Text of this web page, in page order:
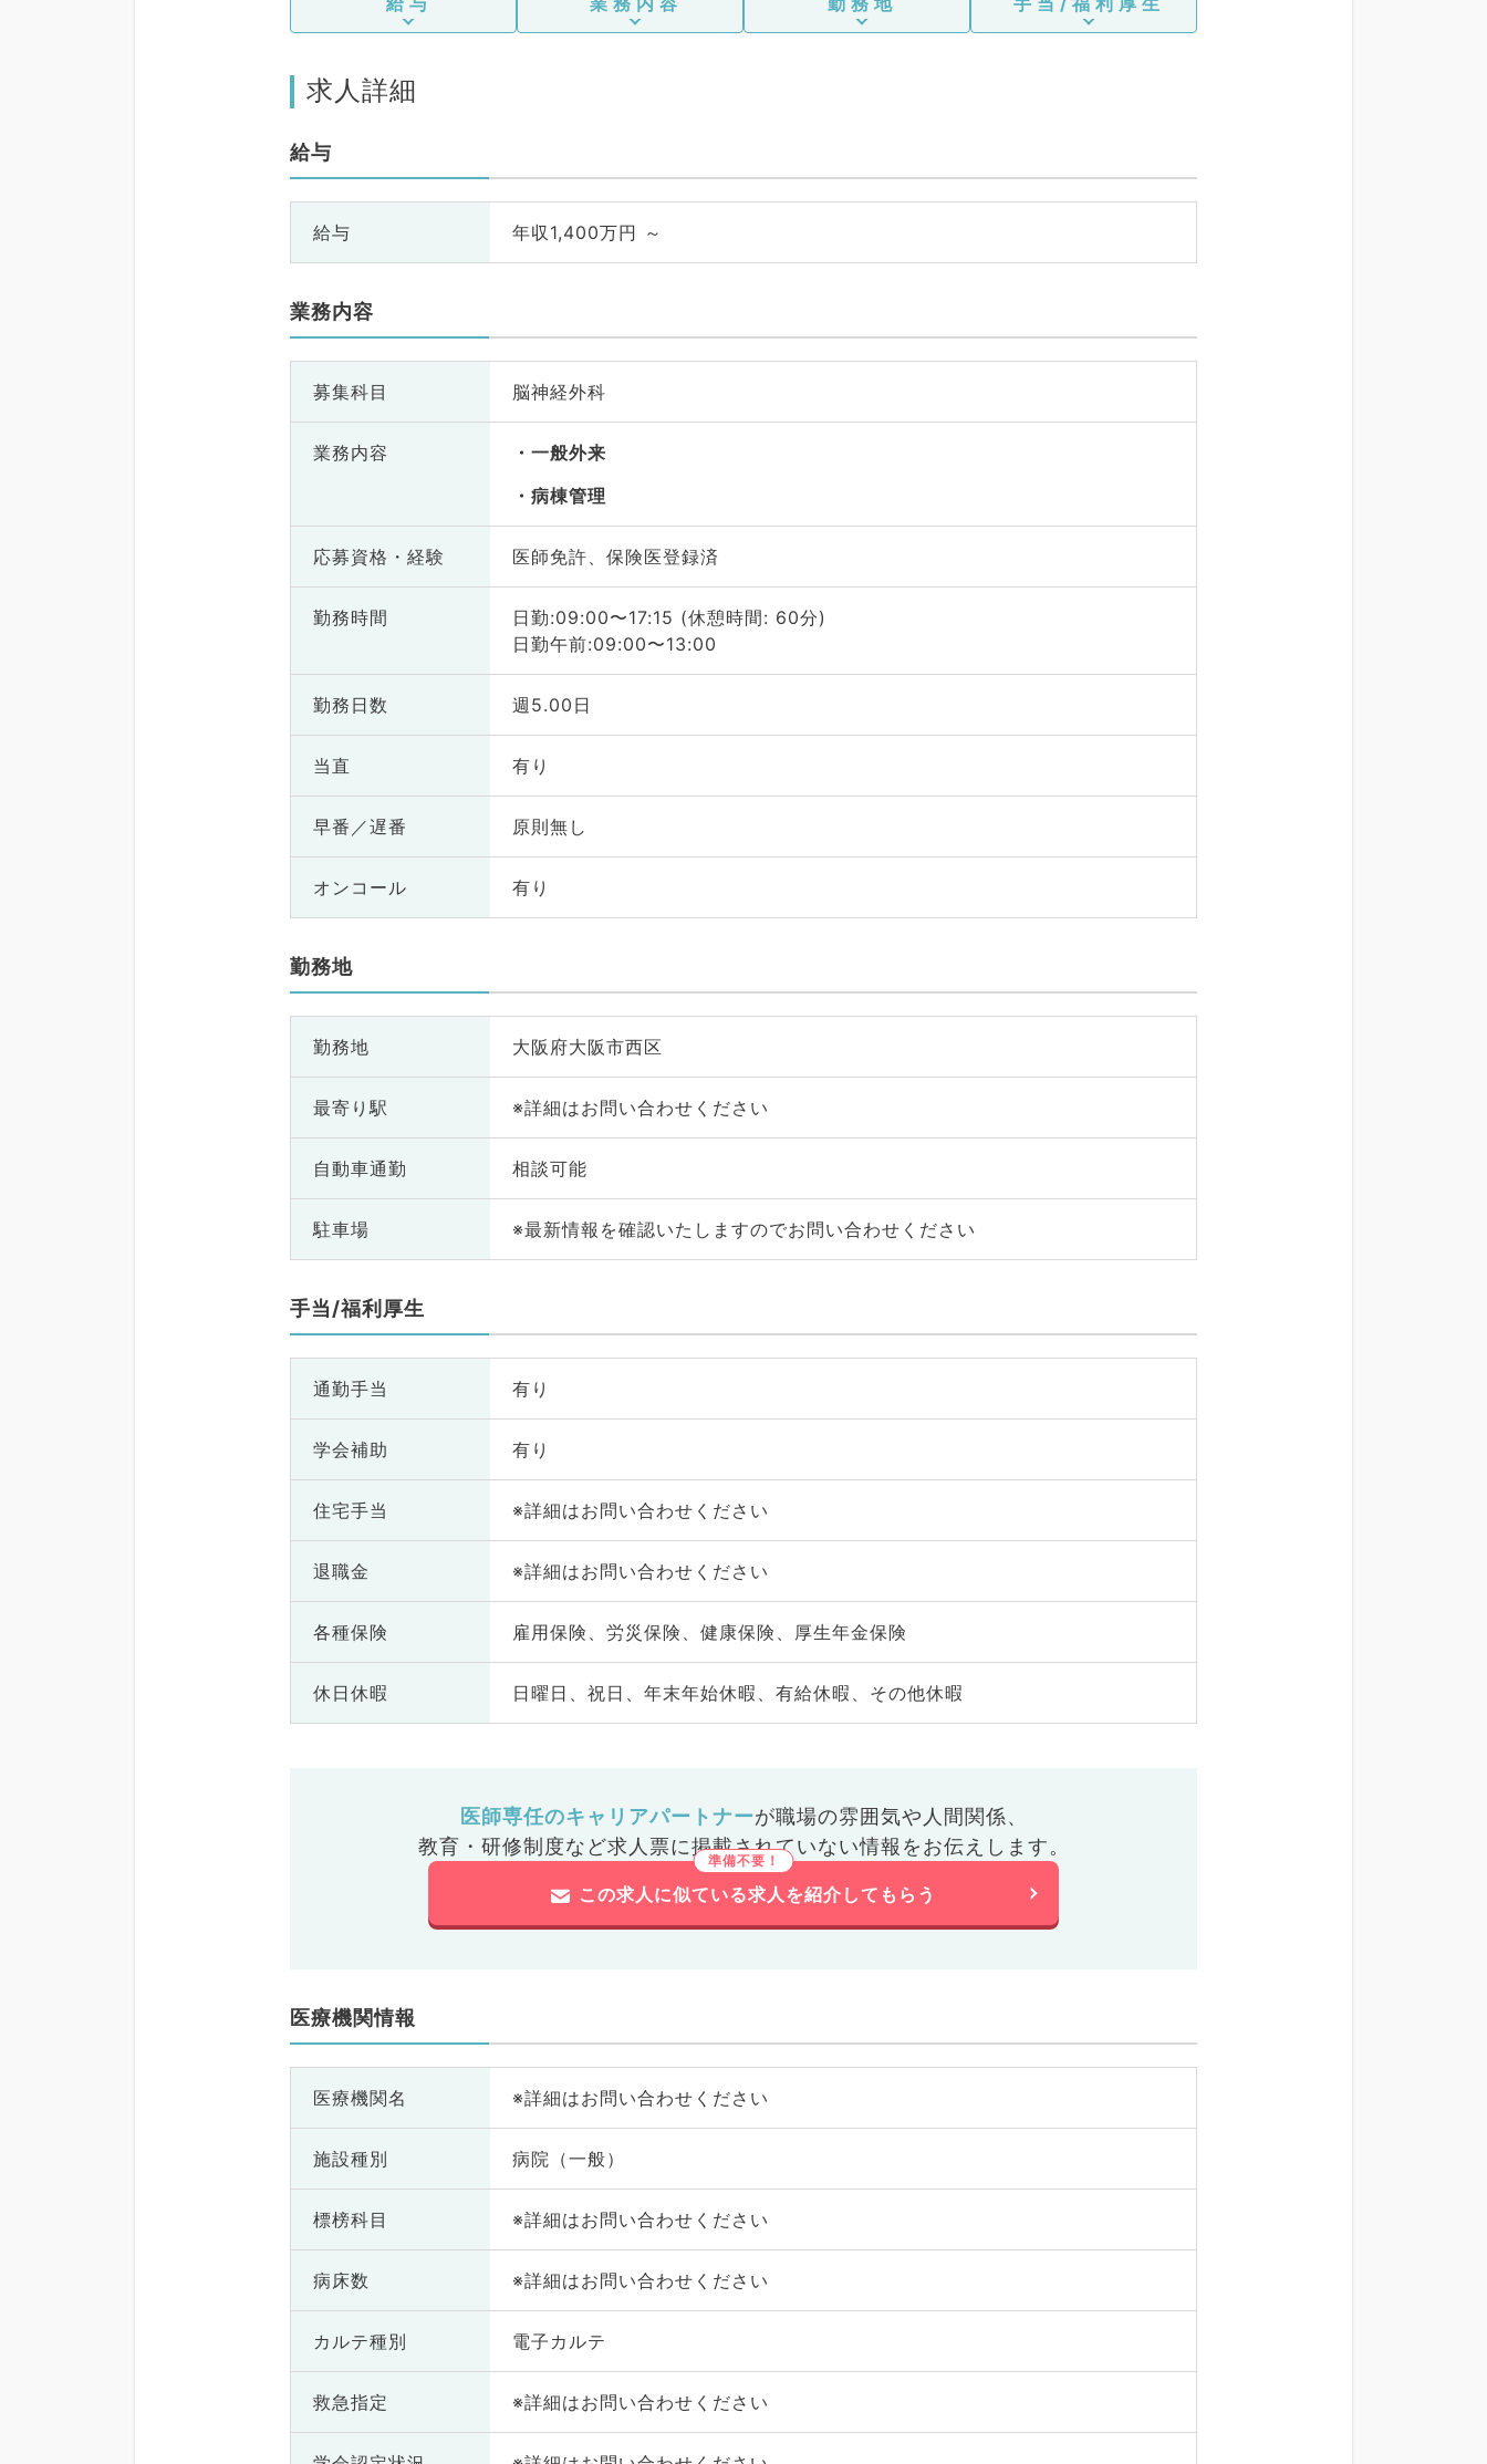
求人詳細
給与
給与 年収1,400万円 ～
業務内容
募集科目 脳神経外科
業務内容
一般外来
病棟管理
応募資格・ 経験 医師免許、保険医登録済
勤務時間
日勤:09:00〜17:15 (休憩時間: 60分)
日勤午前:09:00〜13:00
勤務日数 週5.00日
当直 有り
早番／遅番 原則無し
オンコール 有り
勤務地
勤務地 大阪府大阪市西区
最寄り駅 ※詳細はお問い合わせください
自動車通勤 相談可能
駐車場 ※最新情報を確認いたしますのでお問い合わせください
手当/福利厚生
通勤手当 有り
学会補助 有り
住宅手当 ※詳細はお問い合わせください
退職金 ※詳細はお問い合わせください
各種保険 雇用保険、労災保険、健康保険、厚生年金保険
休日休暇 日曜日、祝日、年末年始休暇、有給休暇、その他休暇
医師専任のキャリアパートナーが職場の雰囲気や人間関係、
教育・研修制度など求人票に掲載されていない情報をお伝えします。
この求人に似ている求人を紹介してもらう
医療機関情報
医療機関名 ※詳細はお問い合わせください
施設種別 病院（一般）
標榜科目 ※詳細はお問い合わせください
病床数 ※詳細はお問い合わせください
カルテ種別 電子カルテ
救急指定 ※詳細はお問い合わせください